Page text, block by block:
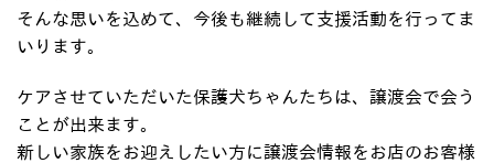
そんな思いを込めて、今後も継続して支援活動を行ってま
いります。
ケアさせていただいた保護犬ちゃんたちは、譲渡会で会う
ことが出来ます。
新しい家族をお迎えしたい方に譲渡会情報をお店のお客様